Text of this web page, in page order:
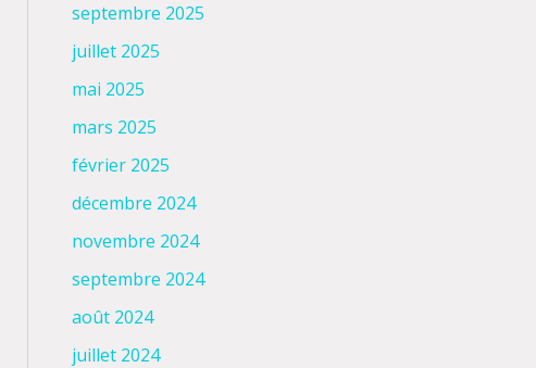
septembre 2025
juillet 2025
mai 2025
mars 2025
février 2025
décembre 2024
novembre 2024
septembre 2024
août 2024
juillet 2024